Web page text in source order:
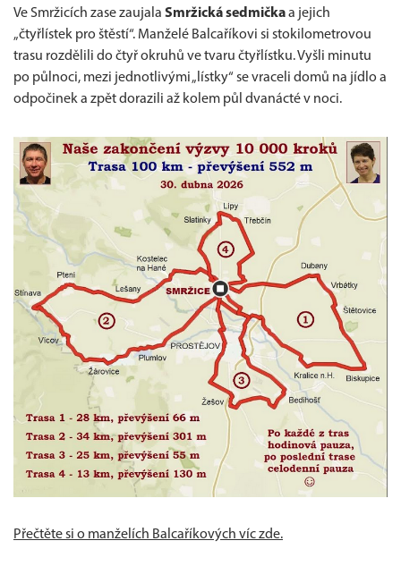
Ve Smržicích zase zaujala Smržická sedmičkaa jejich
„čtyřlístek pro štěstí“. Manželé Balcaříkovi si stokilometrovou
trasu rozdělili do čtyř okruhů ve tvaru čtyřlístku. Vyšli minutu
po půlnoci, mezi jednotlivými „lístky“ se vraceli domů na jídlo a
odpočinek a zpět dorazili až kolem půl dvanácté v noci.
Přečtěte si o manželích Balcaříkových víc zde.